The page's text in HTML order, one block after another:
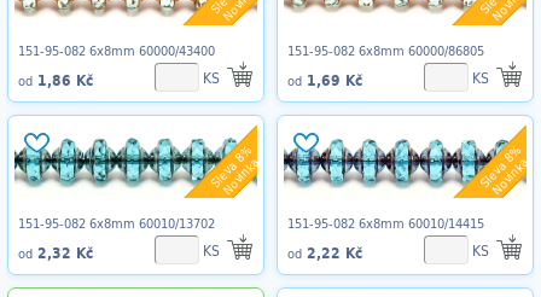
151-95-082 6x8mm 60000/43400
od 1,86 Kč KS
151-95-082 6x8mm 60000/86805
od 1,69 Kč KS
Sleva 8%
Novinka
151-95-082 6x8mm 60010/13702
od 2,32 Kč KS
Sleva 8%
Novinka
151-95-082 6x8mm 60010/14415
od 2,22 Kč KS